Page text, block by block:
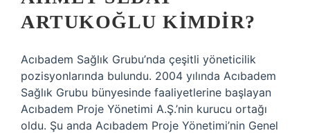
ARTUKOĞLU KIMDIR?
Acıbadem Sağlık Grubu’nda çeşitli yöneticilik
pozisyonlarında bulundu. 2004 yılında Acıbadem
Sağlık Grubu bünyesinde faaliyetlerine başlayan
Acıbadem Proje Yönetimi A.Ş.’nin kurucu ortağı
oldu. Şu anda Acıbadem Proje Yönetimi’nin Genel